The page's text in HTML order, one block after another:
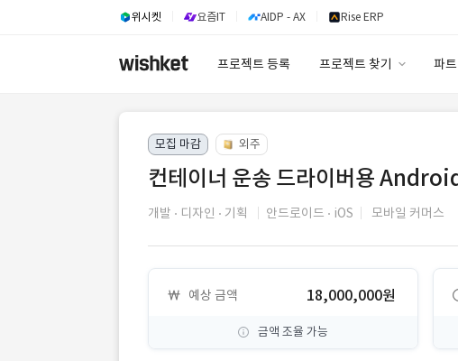
위시켓 요즘IT AIDP - AX Rise ERP
프로젝트 등록 프로젝트 찾기 파
모집 마감 외주
컨테이너 운송 드라이버용
개발 디자인 기획 안드로이드 iOS 모바일 커머스
예상 금액 18,000,000원
금액 조율 가능